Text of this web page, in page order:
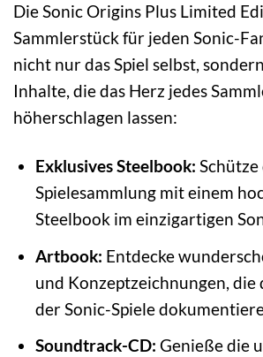
Die Sonic Origins Plus Limited
Sammlerstück für jeden Sonic-
nicht nur das Spiel selbst,
Inhalte, die das Herz jedes
höherschlagen lassen:
Exklusives Steelbook:
Spielesammlung mit einem
Steelbook im einzigartigen
Artbook: Entdecke
und Konzeptzeichnungen, die
der Sonic-Spiele
Soundtrack-CD: Genieße die